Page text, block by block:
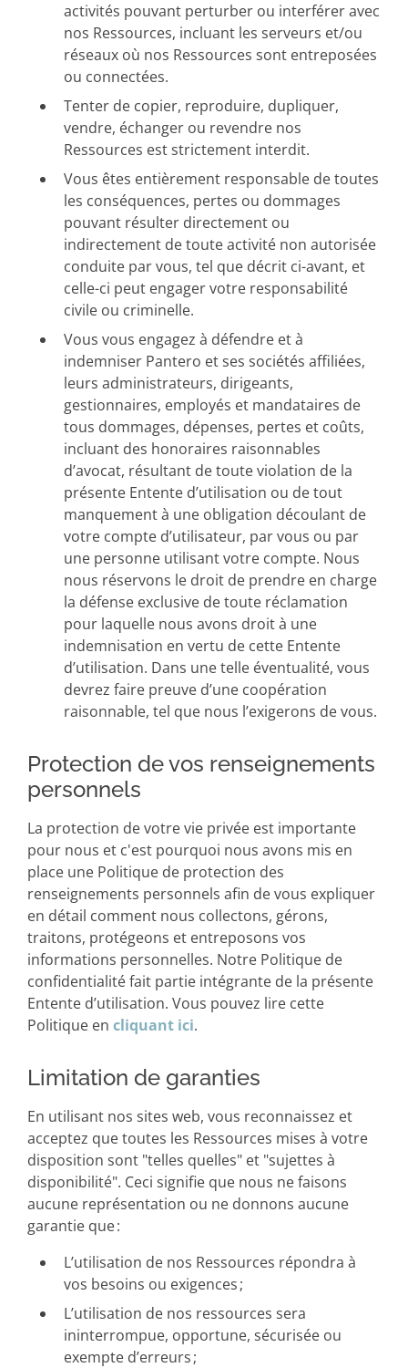
activités pouvant perturber ou interférer avec
nos Ressources, incluant les serveurs et/ou
réseaux où nos Ressources sont entreposées
ou connectées.
Tenter de copier, reproduire, dupliquer,
vendre, échanger ou revendre nos
Ressources est strictement interdit.
Vous êtes entièrement responsable de toutes
les conséquences, pertes ou dommages
pouvant résulter directement ou
indirectement de toute activité non autorisée
conduite par vous, tel que décrit ci-avant, et
celle-ci peut engager votre responsabilité
civile ou criminelle.
Vous vous engagez à défendre et à
indemniser Pantero et ses sociétés affiliées,
leurs administrateurs, dirigeants,
gestionnaires, employés et mandataires de
tous dommages, dépenses, pertes et coûts,
incluant des honoraires raisonnables
d’avocat, résultant de toute violation de la
présente Entente d’utilisation ou de tout
manquement à une obligation découlant de
votre compte d’utilisateur, par vous ou par
une personne utilisant votre compte. Nous
nous réservons le droit de prendre en charge
la défense exclusive de toute réclamation
pour laquelle nous avons droit à une
indemnisation en vertu de cette Entente
d’utilisation. Dans une telle éventualité, vous
devrez faire preuve d’une coopération
raisonnable, tel que nous l’exigerons de vous.
Protection de vos renseignements
personnels
La protection de votre vie privée est importante
pour nous et c'est pourquoi nous avons mis en
place une Politique de protection des
renseignements personnels afin de vous expliquer
en détail comment nous collectons, gérons,
traitons, protégeons et entreposons vos
informations personnelles. Notre Politique de
confidentialité fait partie intégrante de la présente
Entente d’utilisation. Vous pouvez lire cette
Politique en cliquant ici.
Limitation de garanties
En utilisant nos sites web, vous reconnaissez et
acceptez que toutes les Ressources mises à votre
disposition sont "telles quelles" et "sujettes à
disponibilité". Ceci signifie que nous ne faisons
aucune représentation ou ne donnons aucune
garantie que :
L’utilisation de nos Ressources répondra à
vos besoins ou exigences ;
L’utilisation de nos ressources sera
ininterrompue, opportune, sécurisée ou
exempte d’erreurs ;